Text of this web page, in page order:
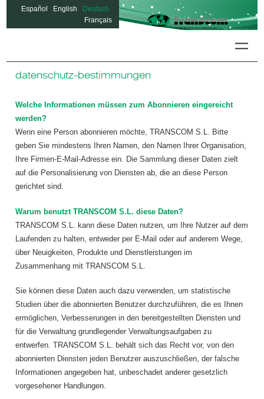
Español English
Deutsch
Français
datenschutz-bestimmungen
Welche Informationen müssen zum Abonnieren eingereicht
werden?
Wenn eine Person abonnieren möchte, TRANSCOM S.L. Bitte
geben Sie mindestens Ihren Namen, den Namen Ihrer Organisation,
Ihre Firmen-E-Mail-Adresse ein. Die Sammlung dieser Daten zielt
auf die Personalisierung von Diensten ab, die an diese Person
gerichtet sind.
Warum benutzt TRANSCOM S.L. diese Daten?
TRANSCOM S.L. kann diese Daten nutzen, um Ihre Nutzer auf dem
Laufenden zu halten, entweder per E-Mail oder auf anderem Wege,
über Neuigkeiten, Produkte und Dienstleistungen im
Zusammenhang mit TRANSCOM S.L.
Sie können diese Daten auch dazu verwenden, um statistische
Studien über die abonnierten Benutzer durchzuführen, die es Ihnen
ermöglichen, Verbesserungen in den bereitgestellten Diensten und
für die Verwaltung grundlegender Verwaltungsaufgaben zu
entwerfen. TRANSCOM S.L. behält sich das Recht vor, von den
abonnierten Diensten jeden Benutzer auszuschließen, der falsche
Informationen angegeben hat, unbeschadet anderer gesetzlich
vorgesehener Handlungen.